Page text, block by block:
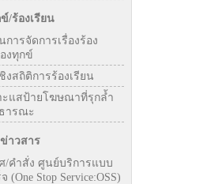
/ร้องเรียน
การจัดการเรื่องร้อง
งทุกข์
งสถิติการร้องเรียน
ะแสป้ายโฆษณาที่รุกล้ำ
ารณะ
าวสาร
/คำสั่ง ศูนย์บริการแบบ
(One Stop Service:OSS)